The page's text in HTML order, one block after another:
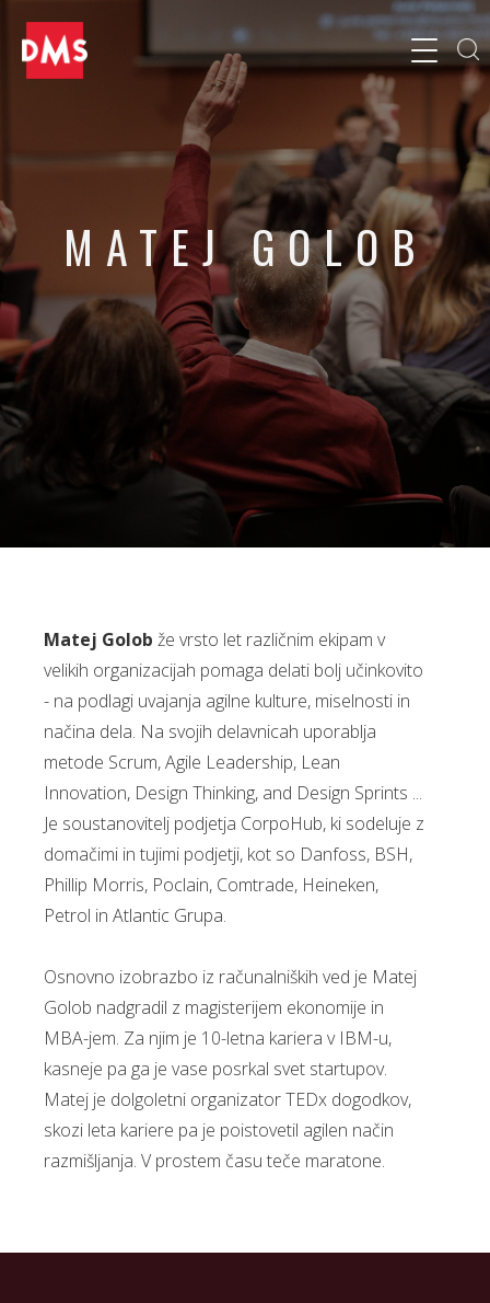
MATEJ GOLOB
Co-founder in managing partner, CurpoHub
Matej Golob že vrsto let različnim ekipam v
velikih organizacijah pomaga delati bolj učinkovito
- na podlagi uvajanja agilne kulture, miselnosti in
načina dela. Na svojih delavnicah uporablja
metode Scrum, Agile Leadership, Lean
Innovation, Design Thinking, and Design Sprints ...
Je soustanovitelj podjetja CorpoHub, ki sodeluje z
domačimi in tujimi podjetji, kot so Danfoss, BSH,
Phillip Morris, Poclain, Comtrade, Heineken,
Petrol in Atlantic Grupa.
Osnovno izobrazbo iz računalniških ved je Matej
Golob nadgradil z magisterijem ekonomije in
MBA-jem. Za njim je 10-letna kariera v IBM-u,
kasneje pa ga je vase posrkal svet startupov.
Matej je dolgoletni organizator TEDx dogodkov,
skozi leta kariere pa je poistovetil agilen način
razmišljanja. V prostem času teče maratone.